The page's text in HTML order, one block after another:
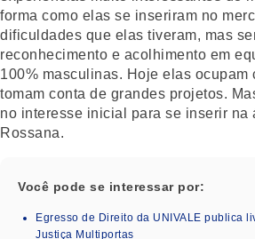
forma como elas se inseriram no
dificuldades que elas tiveram, mas
reconhecimento e acolhimento em
100% masculinas. Hoje elas ocupam
tomam conta de grandes projetos.
no interesse inicial para se inserir na
Rossana.
Você pode se interessar por:
Egresso de Direito da UNIVALE publica
Justiça Multiportas